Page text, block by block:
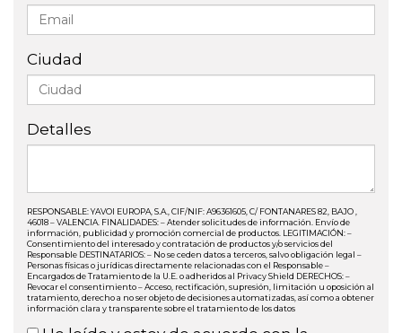
Ciudad
Detalles
RESPONSABLE: YAVOI EUROPA, S.A., CIF/NIF: A96361605, C/ FONTANARES 82, BAJO ,
46018 – VALENCIA. FINALIDADES: – Atender solicitudes de información. Envío de
información, publicidad y promoción comercial de productos. LEGITIMACIÓN: –
Consentimiento del interesado y contratación de productos y/o servicios del
Responsable DESTINATARIOS: – No se ceden datos a terceros, salvo obligación legal –
Personas físicas o jurídicas directamente relacionadas con el Responsable –
Encargados de Tratamiento de la U.E. o adheridos al Privacy Shield DERECHOS: –
Revocar el consentimiento – Acceso, rectificación, supresión, limitación u oposición al
tratamiento, derecho a no ser objeto de decisiones automatizadas, así como a obtener
información clara y transparente sobre el tratamiento de los datos